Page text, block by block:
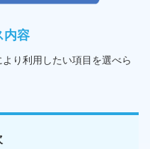
内容
り利用したい項目を選べら